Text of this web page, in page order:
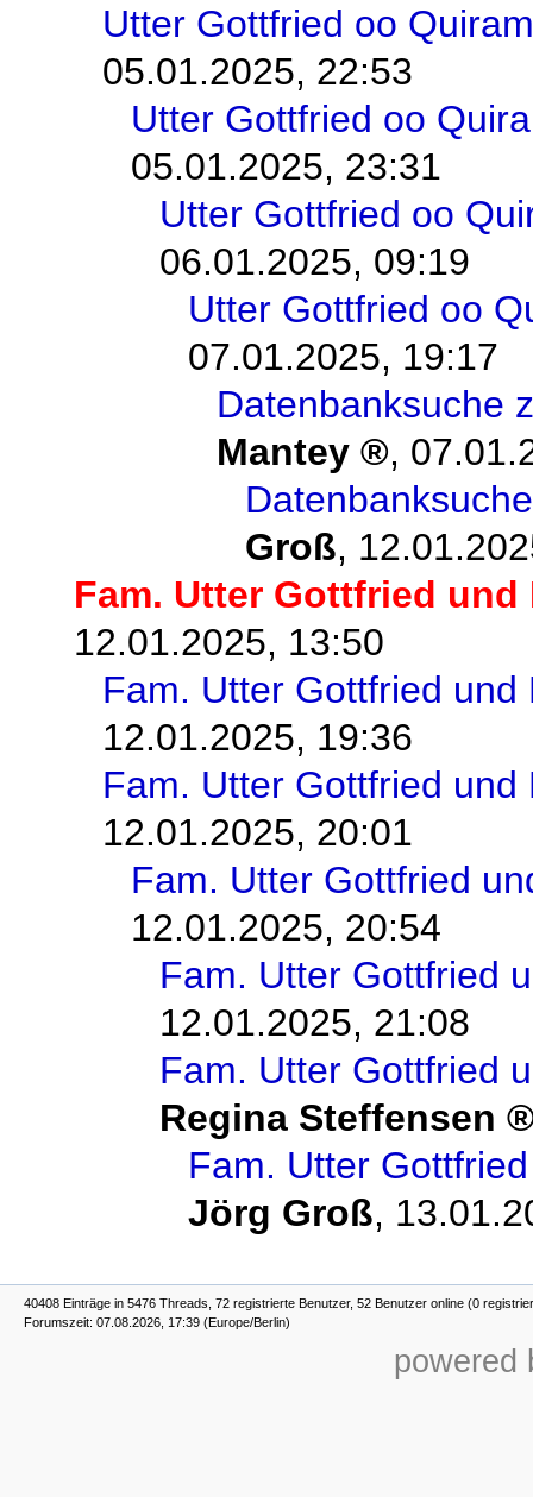
Utter Gottfried oo
05.01.2025, 22:53
Utter Gottfried oo
05.01.2025, 23:31
Utter Gottfried oo
06.01.2025, 09:19
Utter Gottfried oo
07.01.2025, 19:17
Datenbanksuche
Mantey
,
Groß,
Fam. Utter Gottfried und
12.01.2025, 13:50
Fam. Utter Gottfried und
12.01.2025, 19:36
Fam. Utter Gottfried und
12.01.2025, 20:01
Fam. Utter Gottfried
12.01.2025, 20:54
Fam. Utter Gottfried
12.01.2025, 21:08
Fam. Utter Gottfried
Regina Steffensen
Fam. Utter
Jörg Groß,
40408 Einträge in 5476 Threads, 72 registrierte Benutzer, 52 Benutzer online (0
Forumszeit: 07.08.2026, 17:39 (Europe/Berlin)
powered